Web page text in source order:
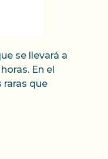
se llevará a
En el
que